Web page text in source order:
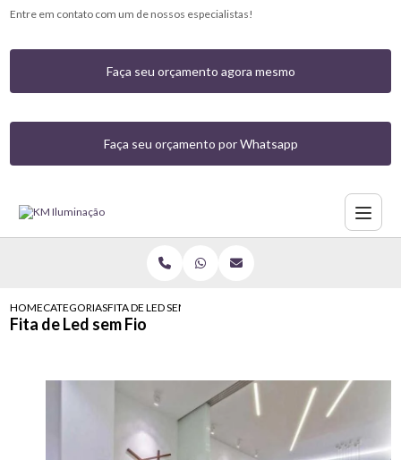
Entre em contato com um de nossos especialistas!
Faça seu orçamento agora mesmo
Faça seu orçamento por Whatsapp
HOMECATEGORIASFITA DE LED SEM FIO
Fita de Led sem Fio